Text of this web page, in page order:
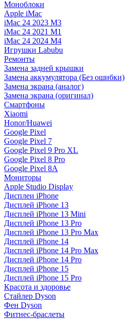
Моноблоки
Apple iMac
iMac 24 2023 M3
iMac 24 2021 M1
iMac 24 2024 M4
Игрушки Labubu
Ремонты
Замена задней крышки
Замена аккумулятора (Без ошибки)
Замена экрана (аналог)
Замена экрана (оригинал)
Смартфоны
Xiaomi
Honor/Huawei
Google Pixel
Google Pixel 7
Google Pixel 9 Pro XL
Google Pixel 8 Pro
Google Pixel 8A
Мониторы
Apple Studio Display
Дисплеи iPhone
Дисплей iPhone 13
Дисплей iPhone 13 Mini
Дисплей iPhone 13 Pro
Дисплей iPhone 13 Pro Max
Дисплей iPhone 14
Дисплей iPhone 14 Pro Max
Дисплей iPhone 14 Pro
Дисплей iPhone 15
Дисплей iPhone 15 Pro
Красота и здоровье
Стайлер Dyson
Фен Dyson
Фитнес-браслеты